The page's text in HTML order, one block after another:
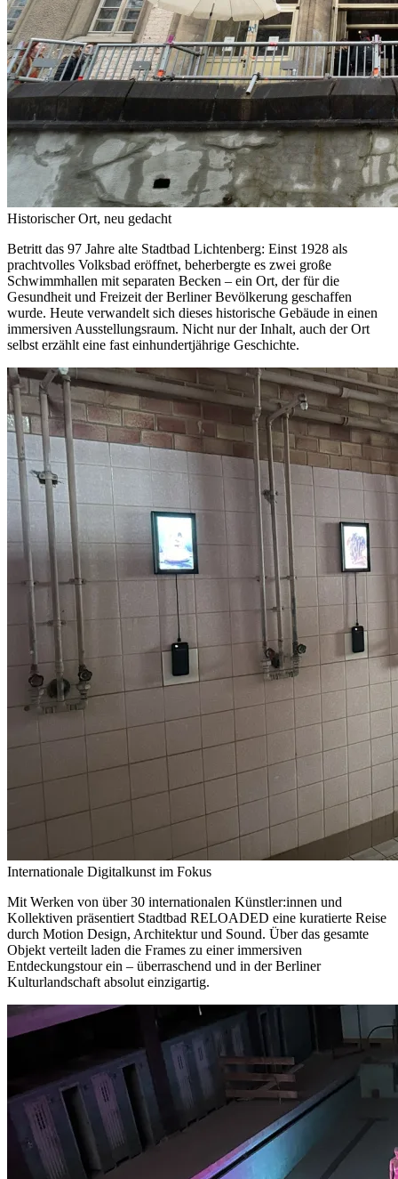
Historischer Ort, neu gedacht
Betritt das 97 Jahre alte Stadtbad Lichtenberg: Einst 1928 als
prachtvolles Volksbad eröffnet, beherbergte es zwei große
Schwimmhallen mit separaten Becken – ein Ort, der für die
Gesundheit und Freizeit der Berliner Bevölkerung geschaffen
wurde. Heute verwandelt sich dieses historische Gebäude in einen
immersiven Ausstellungsraum. Nicht nur der Inhalt, auch der Ort
selbst erzählt eine fast einhundertjährige Geschichte.
Internationale Digitalkunst im Fokus
Mit Werken von über 30 internationalen Künstler:innen und
Kollektiven präsentiert Stadtbad RELOADED eine kuratierte Reise
durch Motion Design, Architektur und Sound. Über das gesamte
Objekt verteilt laden die Frames zu einer immersiven
Entdeckungstour ein – überraschend und in der Berliner
Kulturlandschaft absolut einzigartig.